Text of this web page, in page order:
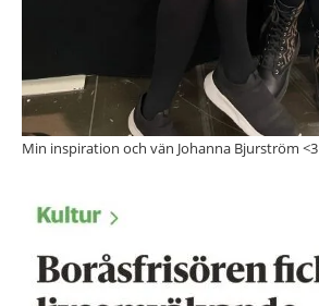
Min inspiration och vän Johanna Bjurström <3